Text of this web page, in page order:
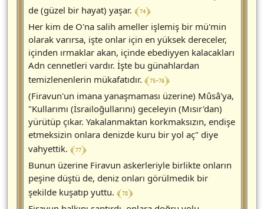
de (güzel bir hayat) yaşar. ﴾ 74 ﴿
Her kim de O'na salih ameller işlemiş bir mü'min
olarak varırsa, işte onlar için en yüksek dereceler,
içinden ırmaklar akan, içinde ebediyyen kalacakları
Adn cennetleri vardır. İşte bu günahlardan
temizlenenlerin mükafatıdır. ﴾ 75-76 ﴿
(Firavun'un imana yanaşmaması üzerine) Mûsâ'ya,
"Kullarımı (İsrailoğullarını) geceleyin (Mısır'dan)
yürütüp çıkar. Yakalanmaktan korkmaksızın, endişe
etmeksizin onlara denizde kuru bir yol aç" diye
vahyettik. ﴾ 77 ﴿
Bunun üzerine Firavun askerleriyle birlikte onların
peşine düştü de, deniz onları görülmedik bir
şekilde kuşatıp yuttu. ﴾ 78 ﴿